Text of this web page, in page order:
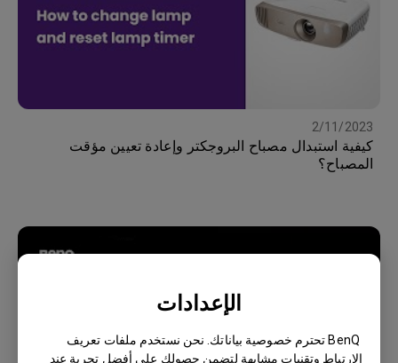
الإعدادات
BenQ تحترم خصوصية بياناتك. نحن نستخدم ملفات تعريف
الارتباط وتقنيات مشابهة لتضمن حصولك على أفضل تجربة عند
2/11/2023
كيفية استبدال مصباح البروجكتر وإعادة تعيين مؤقت
المصباح؟